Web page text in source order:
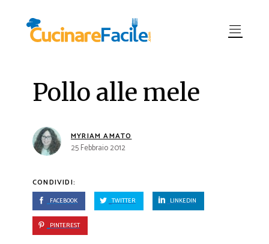
Pollo alle mele
MYRIAM AMATO
25 Febbraio 2012
CONDIVIDI:
FACEBOOK TWITTER LINKEDIN
PINTEREST